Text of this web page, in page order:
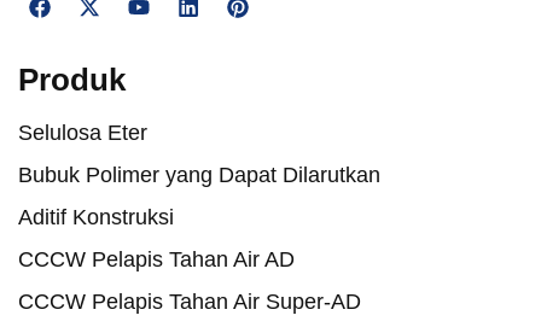
Produk
Selulosa Eter
Bubuk Polimer yang Dapat Dilarutkan
Aditif Konstruksi
CCCW Pelapis Tahan Air AD
CCCW Pelapis Tahan Air Super-AD